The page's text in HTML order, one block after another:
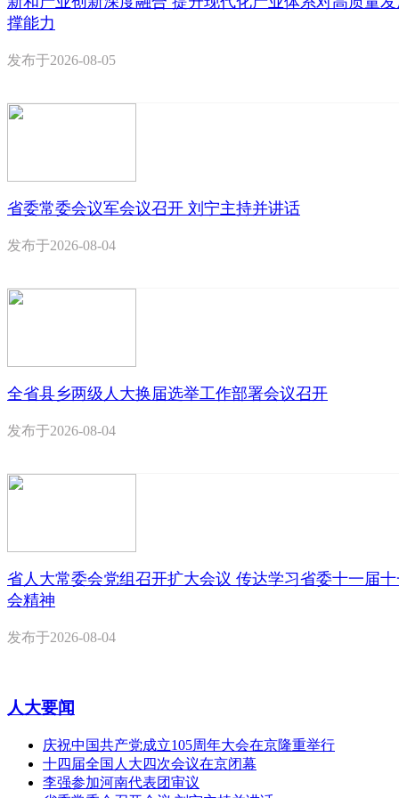
撑能力
发布于2026-08-05
省委常委会议军会议召开 刘宁主持并讲话
发布于2026-08-04
全省县乡两级人大换届选举工作部署会议召开
发布于2026-08-04
省人大常委会党组召开扩大会议 传达学习省委十一届
会精神
发布于2026-08-04
人大要闻
庆祝中国共产党成立105周年大会在京隆重举行
十四届全国人大四次会议在京闭幕
李强参加河南代表团审议